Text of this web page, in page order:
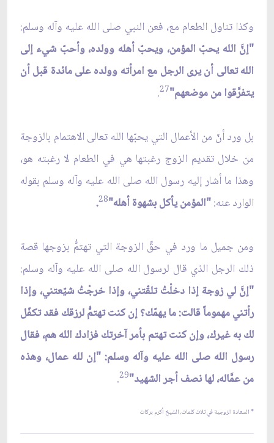
وكذا تناول الطعام مع، فعن النبي صلى الله عليه وآله وسلم:
"إنَّ الله يحبّ المؤمن، ويحبّ أهله وولده، وأحبّ شيء إلى
الله تعالى أن يرى الرجل مع امرأته وولده على مائدة قبل أن
يتفرَّقوا من موضعهم"27
.
بل ورد أنّ من الأعمال التي يحبّها الله تعالى الاهتمام بالزوجة
من خلال تقديم الزوج رغبتها هي في الطعام لا رغبته هو،
وهذا ما أشار إليه رسول الله صلى الله عليه وآله وسلم بقوله
الوارد عنه:"المؤمن يأكل بشهوة أهله"28
.
ومن جميل ما ورد في حقِّ الزوجة التي تهتمُّ بزوجها قصة
ذلك الرجل الذي قال لرسول الله صلى الله عليه وآله وسلم:
"إنَّ لي زوجة إذا دخلْتُ تلقّتني، وإذا خرجْتُ شيّعتني، وإذا
رأتني مهموماً قالت: ما يهمّك؟ إن كنت تهتمُّ لرزقك فقد تكفّل
لك به غيرك، وإن كنت تهتم بأمر آخرتك فزادك الله هم، فقال
رسول الله صلى الله عليه وآله وسلم: "إن لله عمال، وهذه
من عمَّاله، لها نصف أجر الشهيد"29
.
* السعادة الزوجية في ثلاث كلمات، الشيخ أكرم بركات